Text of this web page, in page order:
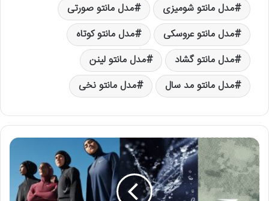
مدل مانتو شومیزی
مدل مانتو صورتی
مدل مانتو عروسکی
مدل مانتو کوتاه
مدل مانتو گشاد
مدل مانتو لینن
مدل مانتو مد سال
مدل مانتو نخی